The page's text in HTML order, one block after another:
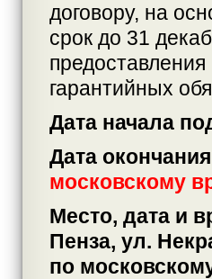
договору, на
срок до 31
гарантийных
Дата начала
Дата
московскому
Место, дата и
Пенза, ул.
по